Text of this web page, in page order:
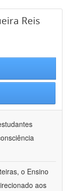
Reis
o Ensino
aos